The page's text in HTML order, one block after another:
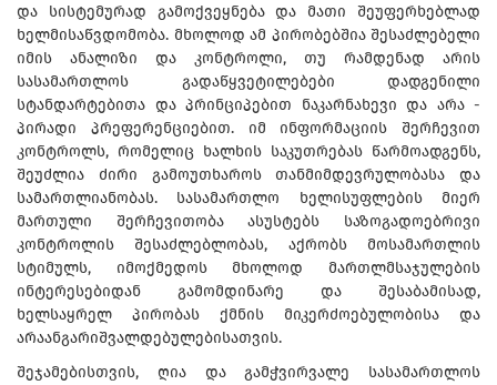
და სისტემურად გამოქვეყნება და მათი შეუფერხებლად
ხელმისაწვდომობა. მხოლოდ ამ პირობებშია შესაძლებელი
იმის ანალიზი და კონტროლი, თუ რამდენად არის
სასამართლოს გადაწყვეტილებები დადგენილი
სტანდარტებითა და პრინციპებით ნაკარნახევი და არა -
პირადი პრეფერენციებით. იმ ინფორმაციის შერჩევით
კონტროლს, რომელიც ხალხის საკუთრებას წარმოადგენს,
შეუძლია ძირი გამოუთხაროს თანმიმდევრულობასა და
სამართლიანობას. სასამართლო ხელისუფლების მიერ
მართული შერჩევითობა ასუსტებს საზოგადოებრივი
კონტროლის შესაძლებლობას, აქრობს მოსამართლის
სტიმულს, იმოქმედოს მხოლოდ მართლმსაჯულების
ინტერესებიდან გამომდინარე და შესაბამისად,
ხელსაყრელ პირობას ქმნის მიკერძოებულობისა და
არაანგარიშვალდებულებისათვის.
შეჯამებისთვის, ღია და გამჭვირვალე სასამართლოს